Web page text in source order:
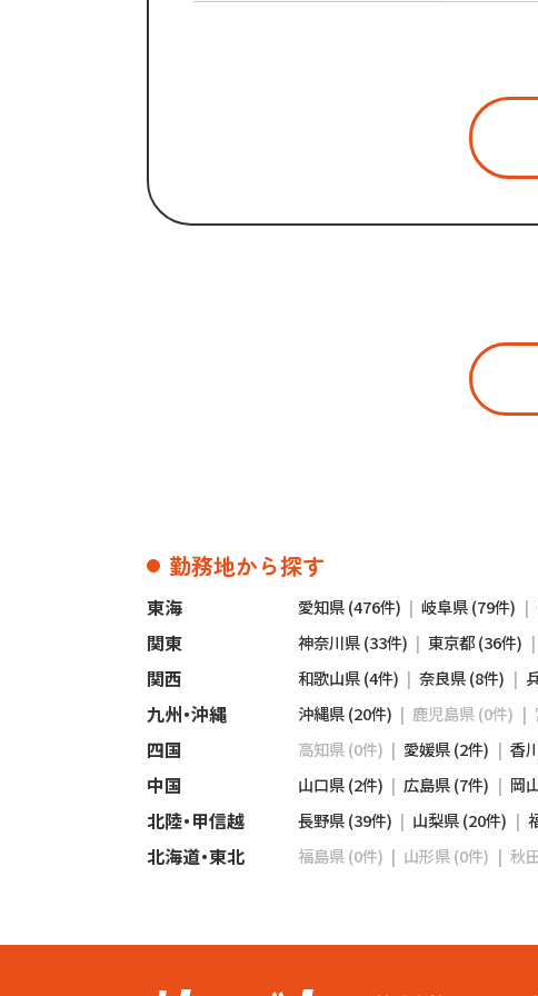
勤務地から探す
東海 愛知県 (476件) 岐阜県 (79件)
関東 神奈川県 (33件) 東京都 (36件)
関西 和歌山県 (4件) 奈良県 (8件)
九州・沖縄 沖縄県 (20件) 鹿児島県 (0件)
四国 高知県 (0件) 愛媛県 (2件) 香
中国 山口県 (2件) 広島県 (7件) 岡
北陸・甲信越 長野県 (39件) 山梨県 (20件)
北海道・東北 福島県 (0件) 山形県 (0件) 秋